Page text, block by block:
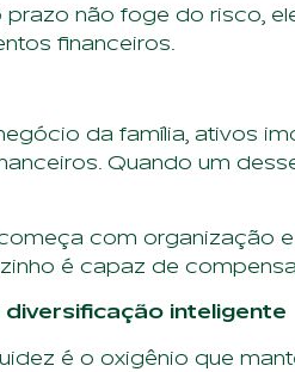
não foge do risco,
financeiros.
da família, ativos
Quando um
com organização
é capaz de
inteligente
é o oxigênio que